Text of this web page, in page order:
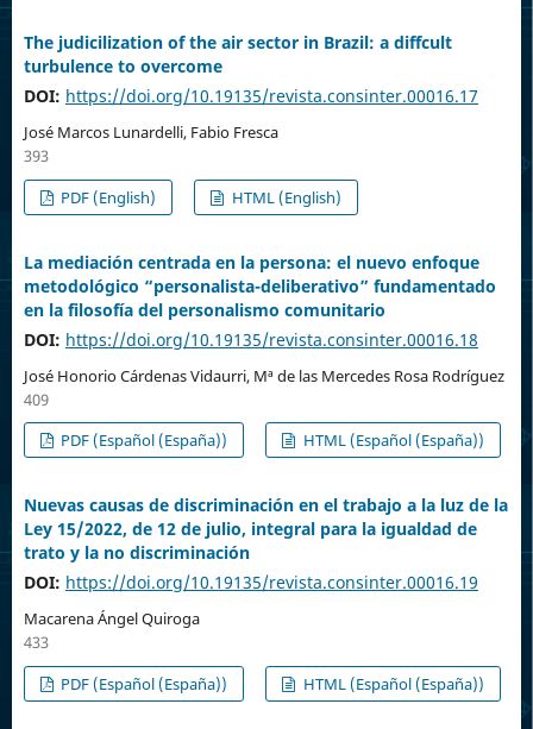
The judicilization of the air sector in Brazil: a diffcult
turbulence to overcome
DOI: https://doi.org/10.19135/revista.consinter.00016.17
José Marcos Lunardelli, Fabio Fresca
393
PDF (English)
HTML (English)
La mediación centrada en la persona: el nuevo enfoque
metodológico “personalista-deliberativo” fundamentado
en la filosofía del personalismo comunitario
DOI: https://doi.org/10.19135/revista.consinter.00016.18
José Honorio Cárdenas Vidaurri, Mª de las Mercedes Rosa Rodríguez
409
PDF (Español (España))
HTML (Español (España))
Nuevas causas de discriminación en el trabajo a la luz de la
Ley 15/2022, de 12 de julio, integral para la igualdad de
trato y la no discriminación
DOI: https://doi.org/10.19135/revista.consinter.00016.19
Macarena Ángel Quiroga
433
PDF (Español (España))
HTML (Español (España))